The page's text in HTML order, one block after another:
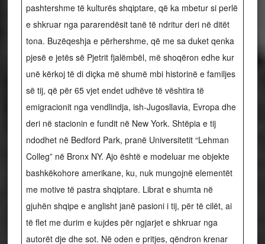
pashtershme të kulturës shqiptare, që ka mbetur si perlë
e shkruar nga pararendësit tanë të ndritur deri në ditët
tona. Buzëqeshja e përhershme, që me sa duket qenka
pjesë e jetës së Pjetrit fjalëmbël, më shoqëron edhe kur
unë kërkoj të di diçka më shumë mbi historinë e familjes
së tij, që për 65 vjet endet udhëve të vështira të
emigracionit nga vendlindja, ish-Jugosllavia, Evropa dhe
deri në stacionin e fundit në New York. Shtëpia e tij
ndodhet në Bedford Park, pranë Universitetit “Lehman
Colleg” në Bronx NY. Ajo është e modeluar me objekte
bashkëkohore amerikane, ku, nuk mungojnë elementët
me motive të pastra shqiptare. Librat e shumta në
gjuhën shqipe e anglisht janë pasioni i tij, për të cilët, ai
të flet me durim e kujdes për ngjarjet e shkruar nga
autorët dje dhe sot. Në oden e pritjes, qëndron krenar